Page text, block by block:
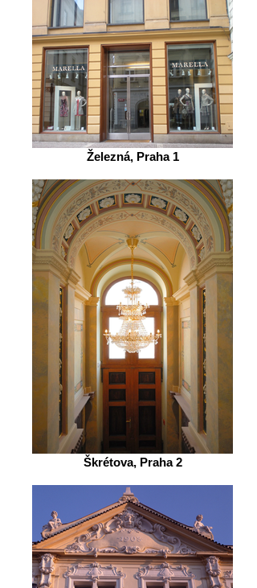
Železná, Praha 1
Škrétova, Praha 2